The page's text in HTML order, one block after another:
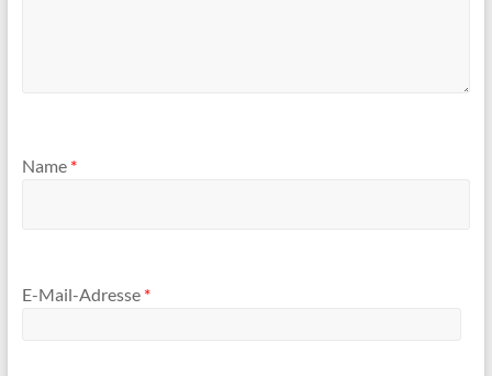
Name *
E-Mail-Adresse *